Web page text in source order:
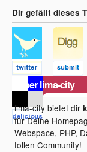
Dir gefällt dieses
Über lima-city
lima-city bietet dir
für Deine
Webspace, PHP,
tollen Community!